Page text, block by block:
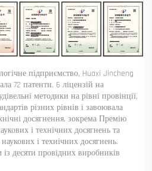
підприємство, Huaxi Jincheng
72 патенти, 6 ліцензій на
методики на рівні провінції,
різних рівнів і завоювала
досягнення, зокрема Премію
і технічних досягнень та
і технічних досягнень.
десяти провідних виробників